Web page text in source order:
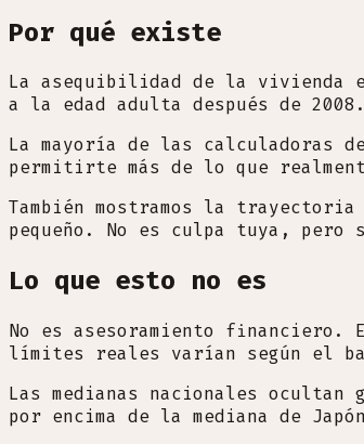
Por qué existe
La asequibilidad de la vivienda
a la edad adulta después de 2008.
La mayoría de las calculadoras
permitirte más de lo que
También mostramos la
pequeño. No es culpa tuya, pero
Lo que esto no es
No es asesoramiento financiero.
límites reales varían según el
Las medianas nacionales ocultan
por encima de la mediana de